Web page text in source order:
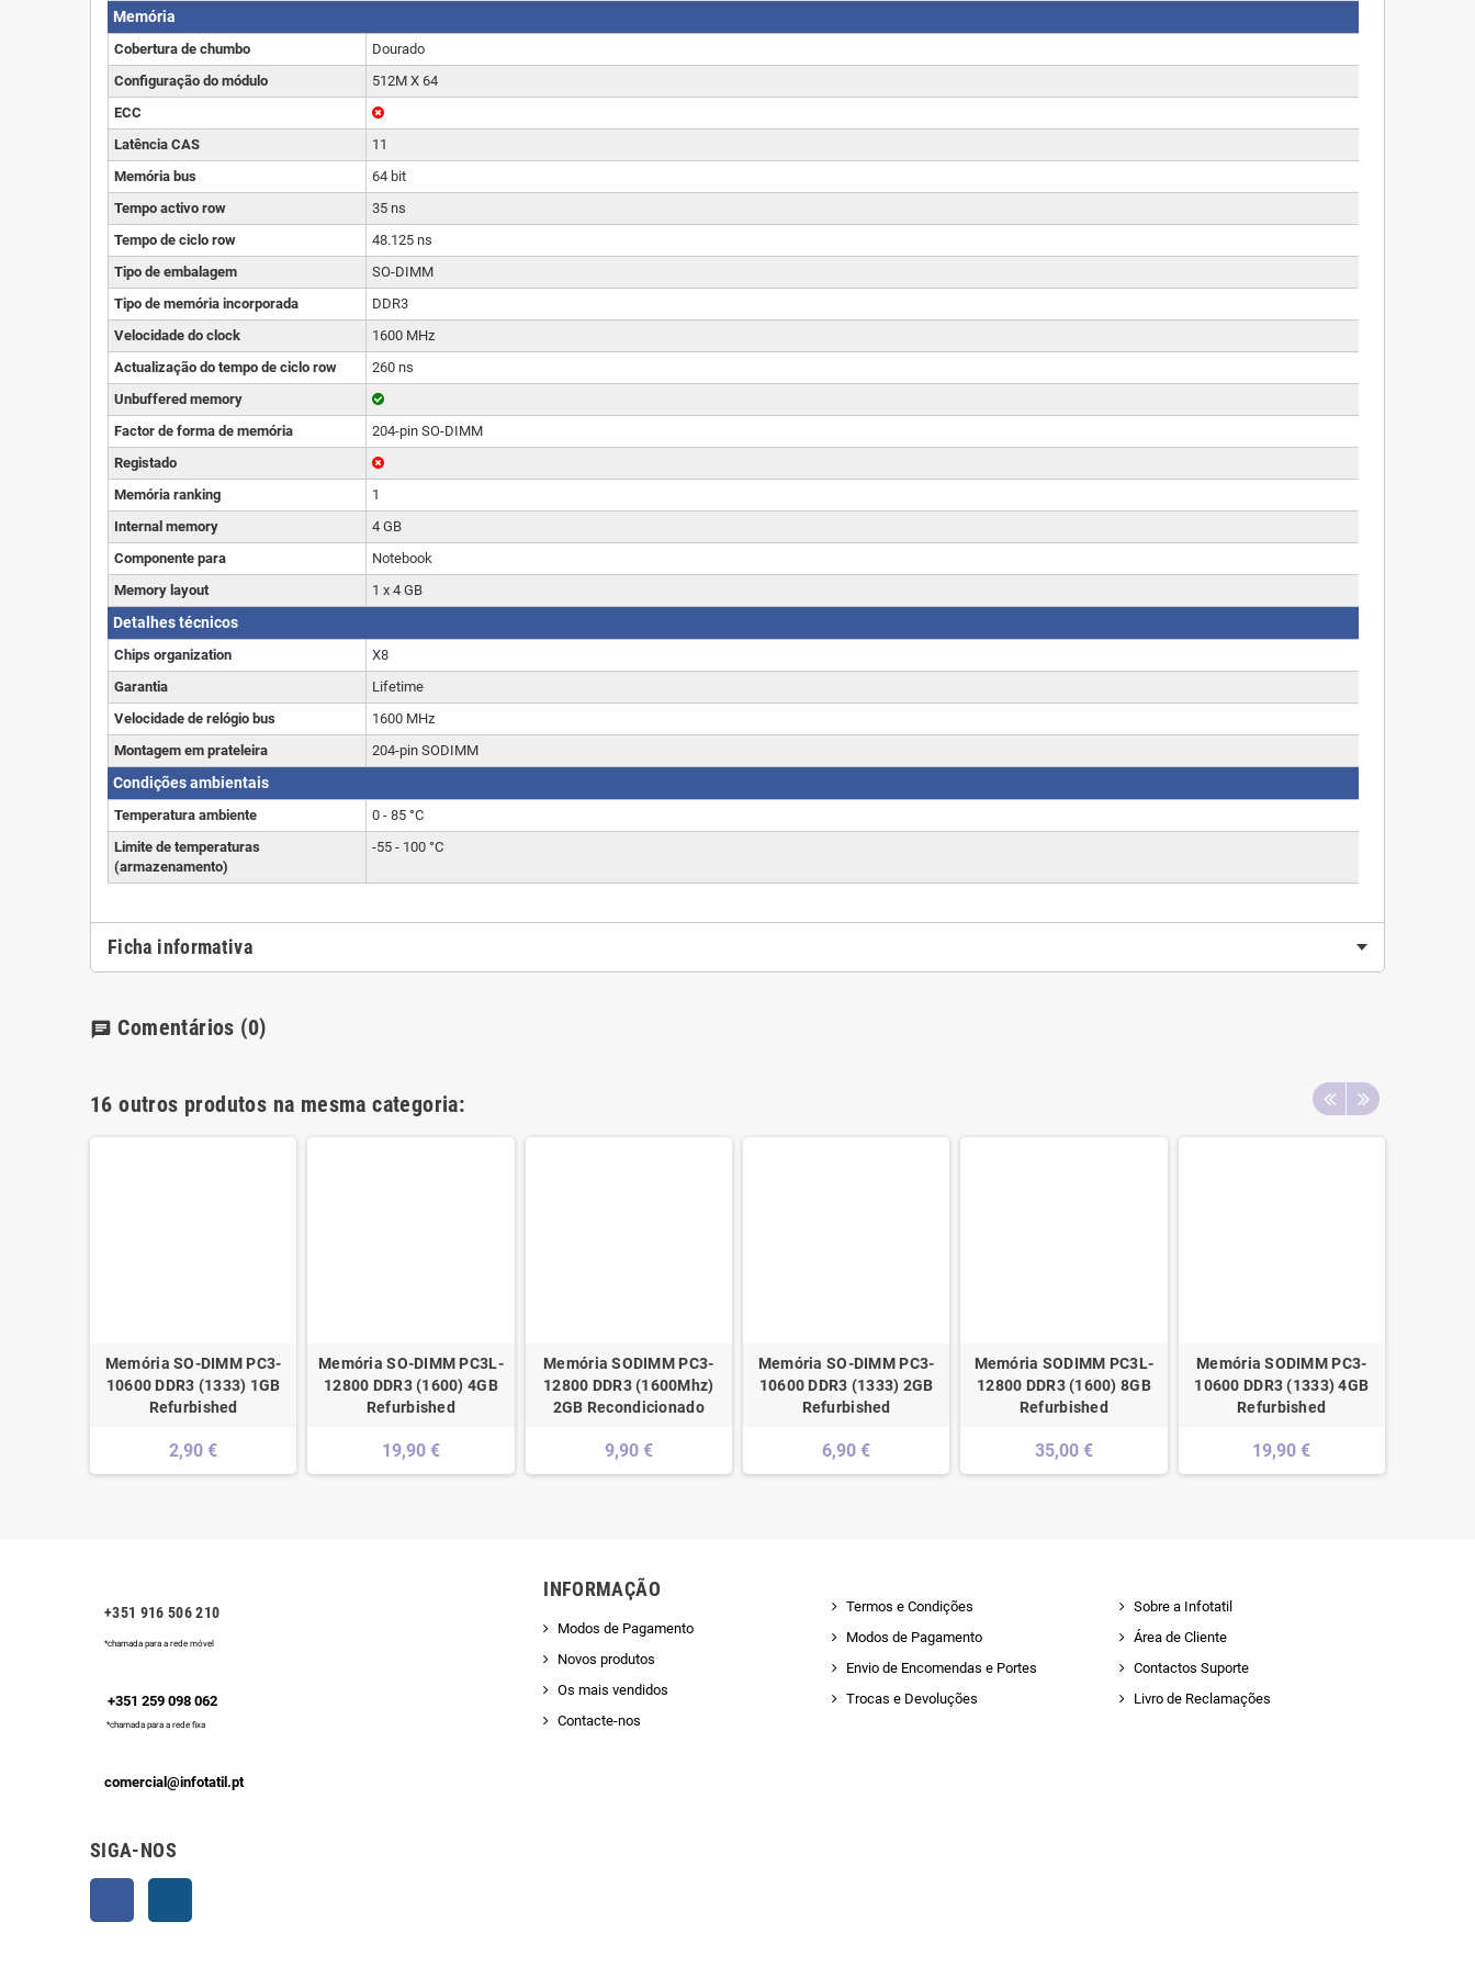
Memória
Cobertura de chumbo
Dourado
Configuração do módulo
512M X 64
ECC
Latência CAS
11
Memória bus
64 bit
Tempo activo row
35 ns
Tempo de ciclo row
48.125 ns
Tipo de embalagem
SO-DIMM
Tipo de memória incorporada
DDR3
Velocidade do clock
1600 MHz
Actualização do tempo de ciclo row
260 ns
Unbuffered memory
Factor de forma de memória
204-pin SO-DIMM
Registado
Memória ranking
1
Internal memory
4 GB
Componente para
Notebook
Memory layout
1 x 4 GB
Detalhes técnicos
Chips organization
X8
Garantia
Lifetime
Velocidade de relógio bus
1600 MHz
Montagem em prateleira
204-pin SODIMM
Condições ambientais
Temperatura ambiente
0 - 85 °C
Limite de temperaturas
(armazenamento)
-55 - 100 °C
Ficha informativa
chat Comentários (0)
16 outros produtos na mesma categoria:
Memória SO-DIMM PC3-
10600 DDR3 (1333) 1GB
Refurbished
2,90 €
Memória SO-DIMM PC3L-
12800 DDR3 (1600) 4GB
Refurbished
19,90 €
Memória SODIMM PC3-
12800 DDR3 (1600Mhz)
2GB Recondicionado
9,90 €
Memória SO-DIMM PC3-
10600 DDR3 (1333) 2GB
Refurbished
6,90 €
Memória SODIMM PC3L-
12800 DDR3 (1600) 8GB
Refurbished
35,00 €
Memória SODIMM PC3-
10600 DDR3 (1333) 4GB
Refurbished
19,90 €
+351 916 506 210
*chamada para a rede móvel
+351 259 098 062
*chamada para a rede fixa
comercial@infotatil.pt
SIGA-NOS
INFORMAÇÃO
Modos de Pagamento
Novos produtos
Os mais vendidos
Contacte-nos
Termos e Condições
Modos de Pagamento
Envio de Encomendas e Portes
Trocas e Devoluções
Sobre a Infotatil
Área de Cliente
Contactos Suporte
Livro de Reclamações